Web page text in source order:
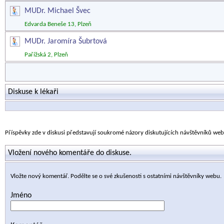
MUDr. Michael Švec
Edvarda Beneše 13, Plzeň
MUDr. Jaromíra Šubrtová
Pařížská 2, Plzeň
Diskuse k lékaři
Příspěvky zde v diskusi představují soukromé názory diskutujících návštěvníků
Vložení nového komentáře do diskuse.
Vložte nový komentář. Podělte se o své zkušenosti s ostatními návštěvníky webu.
Jméno